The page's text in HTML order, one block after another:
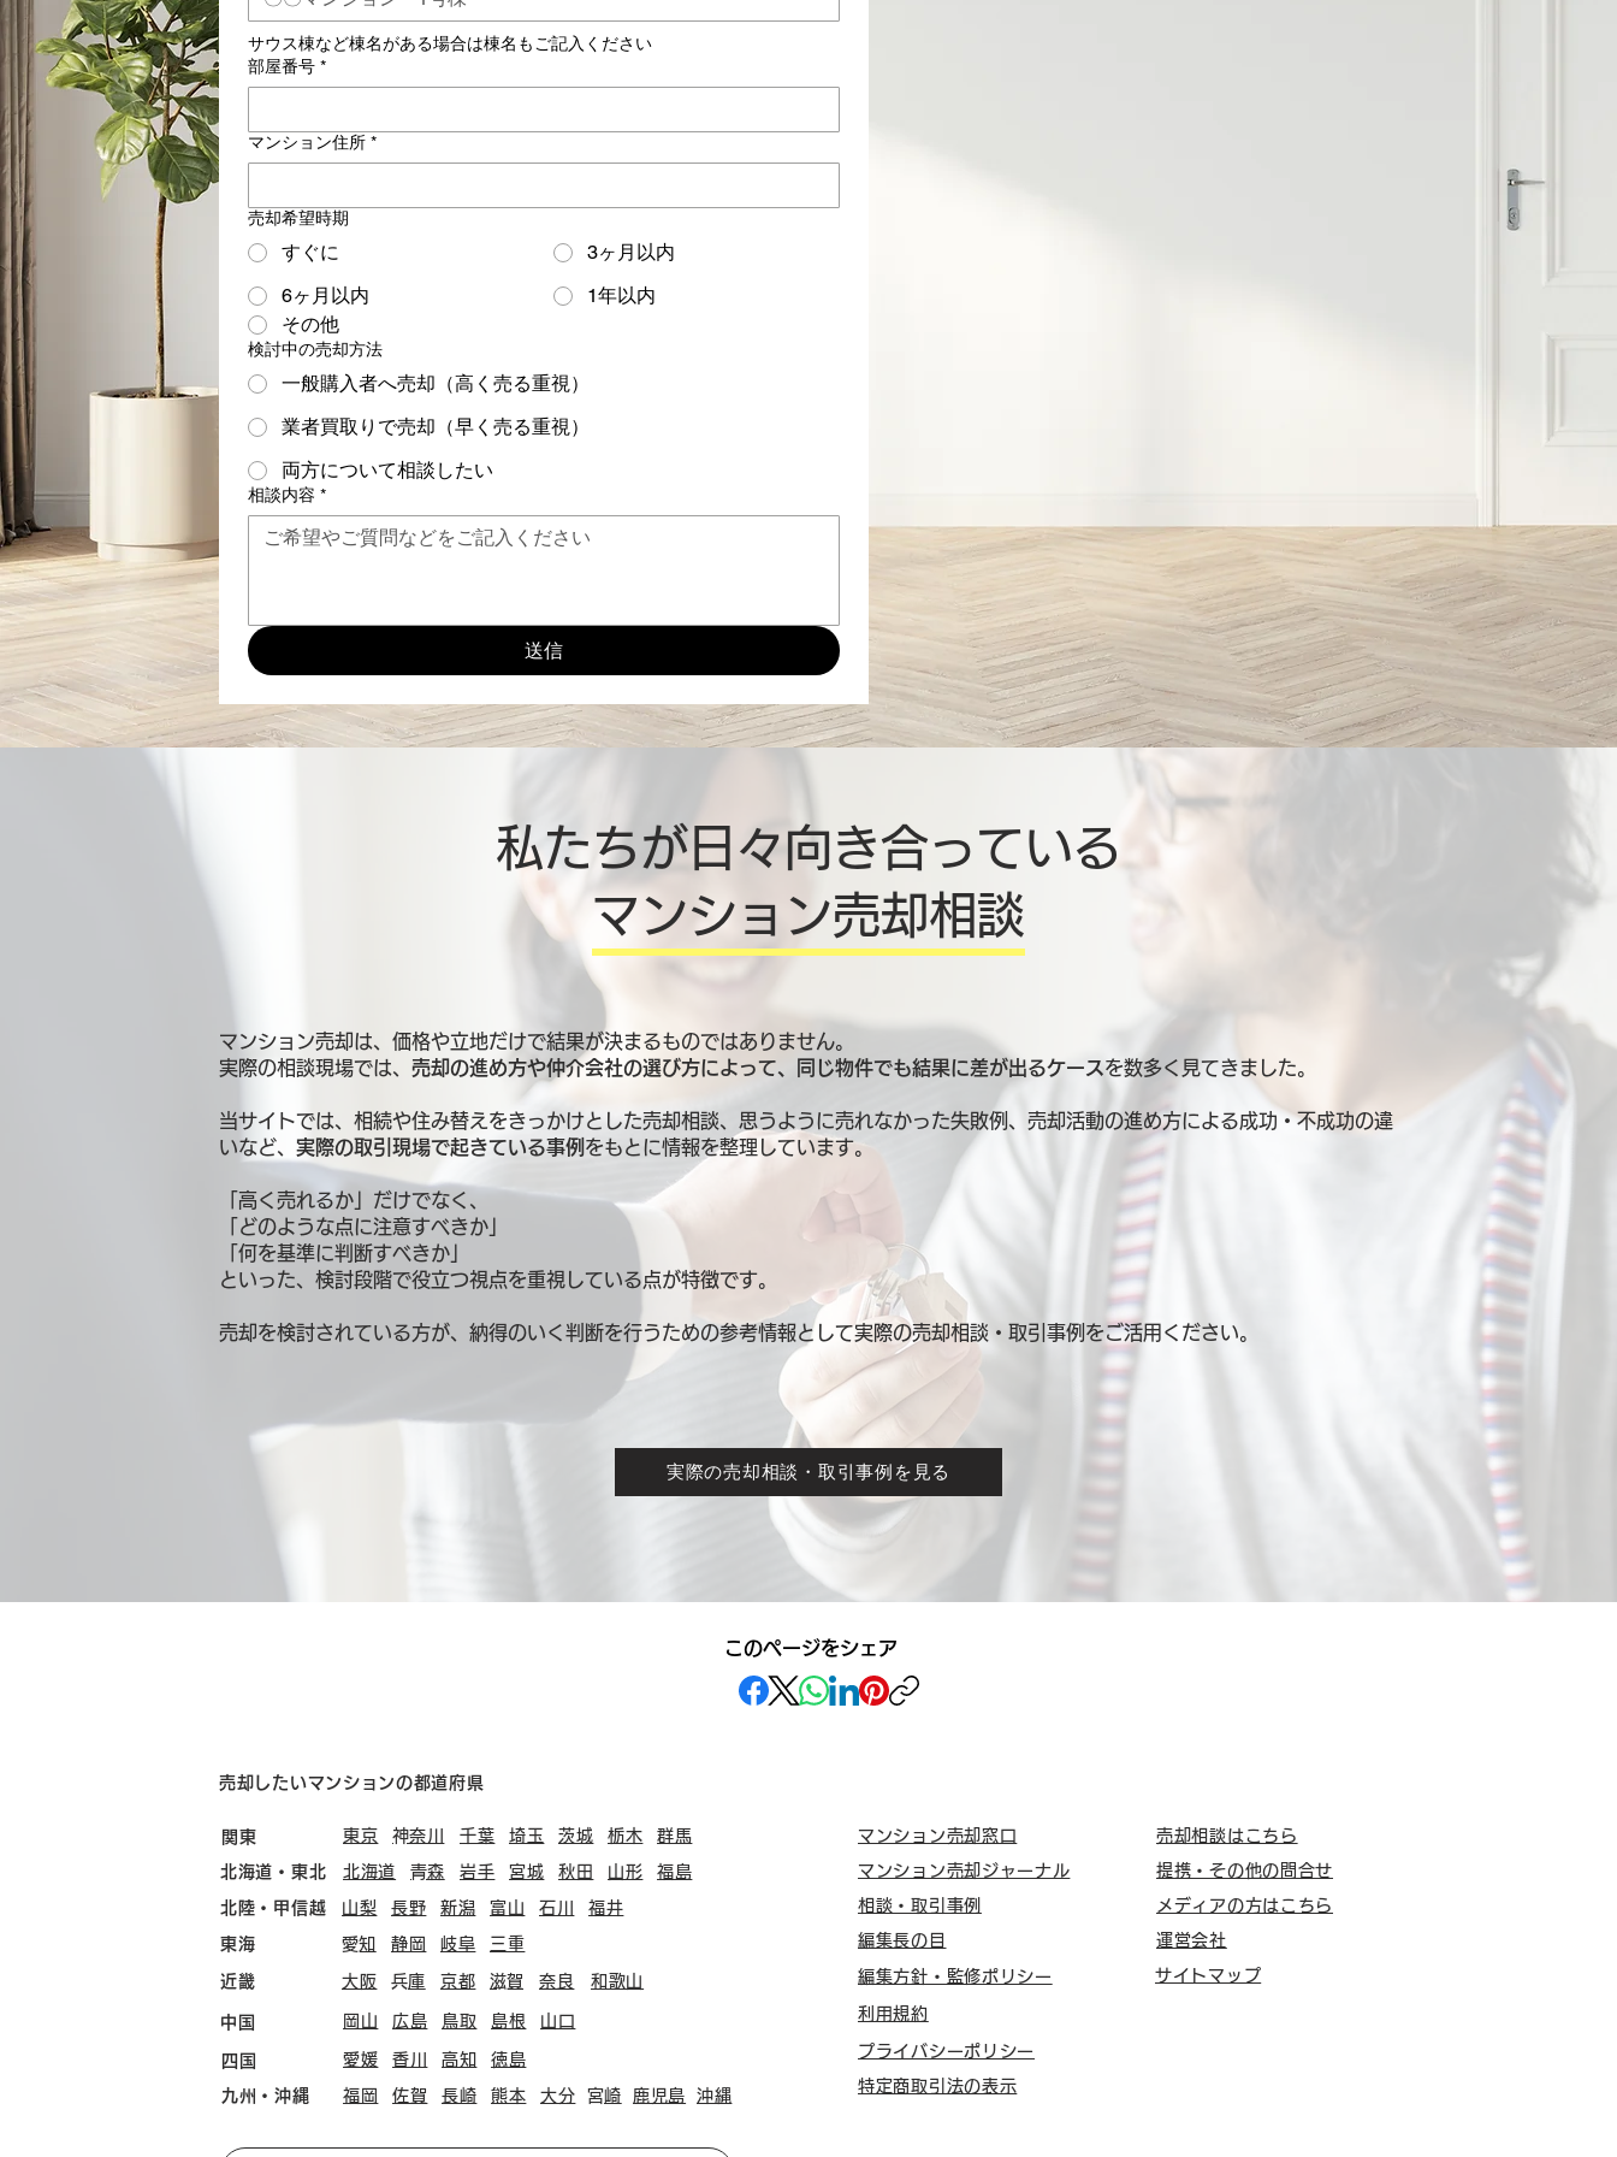
サウス棟など棟名がある場合は棟名もご記入ください
部屋番号 *
マンション住所 *
売却希望時期
すぐに
3ヶ月以内
6ヶ月以内
1年以内
その他
検討中の売却方法
一般購入者へ売却（高く売る重視）
業者買取りで売却（早く売る重視）
両方について相談したい
相談内容 *
送信
私たちが日々向き合っている
マンション売却相談
マンション売却は、価格や立地だけで結果が決まるものではありません。
実際の相談現場では、 売却の進め方や仲介会社の選び方によって、同じ物件でも結果に差が出るケースを数多く見てきました。
当サイトでは、相続や住み替えをきっかけとした売却相談、思うように売れなかった失敗例、売却活動の進め方による成功・不成功の違
いなど、 実際の取引現場で起きている事例 をもとに情報を整理しています。
「高く売れるか」だけでなく、
「どのような点に注意すべきか」
「何を基準に判断すべきか」
といった、検討段階で役立つ視点を重視している点が特徴です。
売却を検討されている方が、納得のいく判断を行うための参考情報として実際の売却相談・取引事例をご活用ください。
実際の売却相談・取引事例を見る
このページをシェア
売却したいマンションの都道府県
関東
北海道・東北
北陸・甲信越
東海
東京 ​神奈川 千葉 埼玉 茨城 栃木
北海道 ​青森 岩手 宮城 秋田 山形
山梨
​愛知
長野
静岡
新潟
岐阜
富山 石川 福井
三重
群馬
福島
近畿 大阪 ​兵庫 京都 ​滋賀 奈良 和歌山
中国 岡山 広島 鳥取 島根 山口
四国
九州・沖縄
愛媛
福岡
香川
佐賀
高知
長崎
徳島
熊本 大分 ​宮崎 鹿児島 沖縄
マンション売却窓口
マンション売却ジャーナル
相談・取引事例
編集長の目
編集方針・監修ポリシー
売却相談はこちら
提携・その他の問合せ
メディアの方はこちら
運営会社
サイトマップ
利用規約
プライバシーポリシー
特定商取引法の表示